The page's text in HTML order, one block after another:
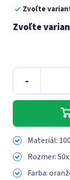
Jednotková
cena:Zvoľte
Materiál:
Rozmer:
Farba: